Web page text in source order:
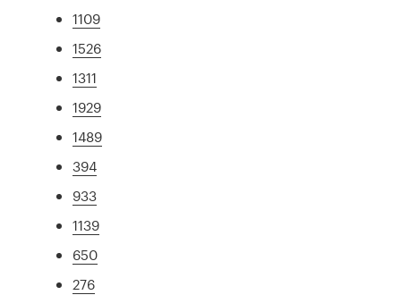
1109
1526
1311
1929
1489
394
933
1139
650
276